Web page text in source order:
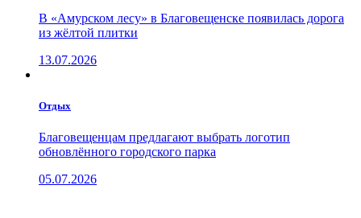
В «Амурском лесу» в Благовещенске появилась дорога
из жёлтой плитки
13.07.2026
Отдых
Благовещенцам предлагают выбрать логотип
обновлённого городского парка
05.07.2026